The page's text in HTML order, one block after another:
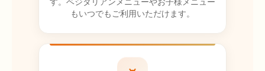
ない！！勝利で
した。アビラッ
シュ、あなたは
もいつでもご利用いただけます。